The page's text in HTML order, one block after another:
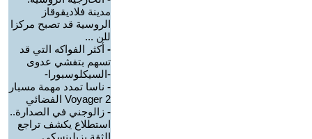
مدينة فلاديقوقاز
الروسية قد تصبح مركزا
للن ...
- أكثر الفواكه التي قد
تسهم بتفشي عدوى
-السيكلوسبورا-
- ناسا تمدد مهمة مسبار
Voyager 2 الفضائي
- زالوجني في الصدارة..
استطلاع يكشف تراجع
الثقة بزيلينسكي